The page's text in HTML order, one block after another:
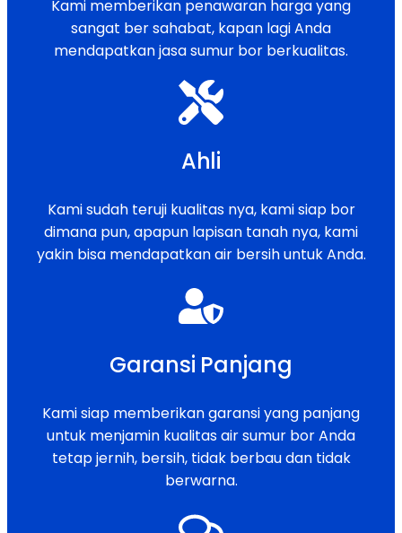
Kami memberikan penawaran harga yang
sangat ber sahabat, kapan lagi Anda
mendapatkan jasa sumur bor berkualitas.
Ahli
Kami sudah teruji kualitas nya, kami siap bor
dimana pun, apapun lapisan tanah nya, kami
yakin bisa mendapatkan air bersih untuk Anda.
Garansi Panjang
Kami siap memberikan garansi yang panjang
untuk menjamin kualitas air sumur bor Anda
tetap jernih, bersih, tidak berbau dan tidak
berwarna.